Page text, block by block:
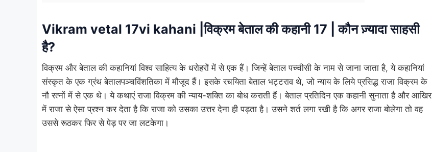
Vikram vetal 17vi kahani |विक्रम बेताल की कहानी 17 | कौन ज़्यादा साहसी
है?
विक्रम और बेताल की कहानियां विश्व साहित्य के धरोहरों में से एक हैं। जिन्हें बेताल पच्चीसी के नाम से जाना जाता है, ये कहानियां
संस्कृत के एक ग्रंथ बेतालपञ्चविंशतिका में मौजूद हैं। इसके रचयिता बेताल भट्टराव थे, जो न्याय के लिये प्रसिद्ध राजा विक्रम के
नौ रत्नों में से एक थे। ये कथाएं राजा विक्रम की न्याय-शक्ति का बोध कराती हैं। बेताल प्रतिदिन एक कहानी सुनाता है और आखिर
में राजा से ऐसा प्रश्न कर देता है कि राजा को उसका उत्तर देना ही पड़ता है। उसने शर्त लगा रखी है कि अगर राजा बोलेगा तो वह
उससे रूठकर फिर से पेड़ पर जा लटकेगा।